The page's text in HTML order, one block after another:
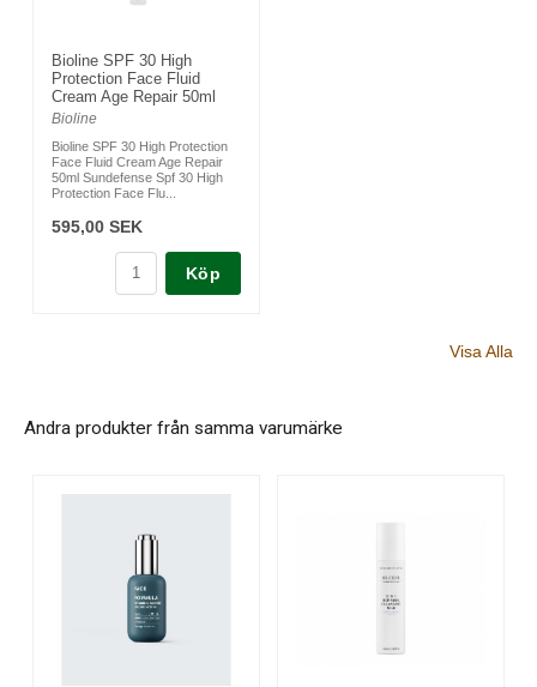
Bioline SPF 30 High
Protection Face Fluid
Cream Age Repair 50ml
Bioline
Bioline SPF 30 High Protection
Face Fluid Cream Age Repair
50ml Sundefense Spf 30 High
Protection Face Flu...
595,00 SEK
Köp
Visa Alla
Andra produkter från samma varumärke